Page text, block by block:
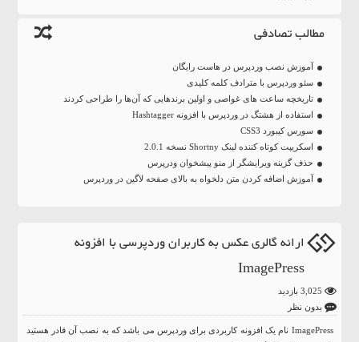
مطالب تصادفی
آموزش نصب وردپرس در هاست رایگان
سئو وردپرس با مترادف کلمه کلیدی
تاریخچه ساعت‌ های غواصی و اولین برندهایی که آن‌ها را طراحی کردند
استفاده از هشتگ در وردپرس با افزونه Hashtagger
سورس کیبورد CSS3
اسکریپت کوتاه کننده لینک Shortny نسخه 2.0.1
حذف گزینه ویرایشگر از منو پیشخوان ودرپرس
آموزش اضافه کردن متن دلخواه به بالای صفحه لاگین در وردپرس
ارائه گالری عکس به کاربران وردپرسی با افزونه
ImagePress
بدون نظر
ImagePress نام یک افزونه کاربردی برای وردپرس می باشد که به نصب آن قادر هستید